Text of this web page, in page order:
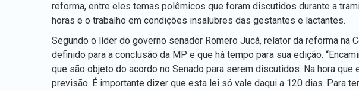
reforma, entre eles temas polêmicos que foram discutidos durante a
horas e o trabalho em condições insalubres das gestantes e lactantes.
Segundo o líder do governo senador Romero Jucá, relator da reforma na
definido para a conclusão da MP e que há tempo para sua edição.
que são objeto do acordo no Senado para serem discutidos. Na hora
previsão. É importante dizer que esta lei só vale daqui a 120 dias. Para